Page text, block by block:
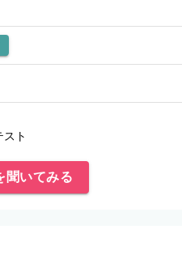
ト
聞いてみる